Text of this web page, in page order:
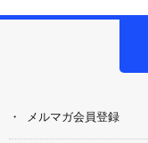
メルマガ会員登録